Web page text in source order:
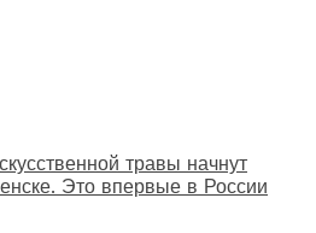
травы начнут
Это впервые в России